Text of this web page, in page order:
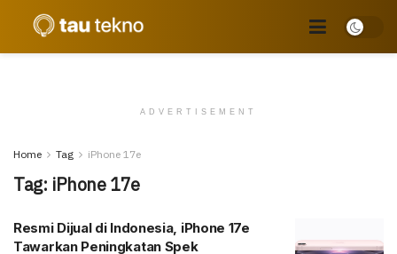
ADVERTISEMENT
Home Tag iPhone 17e
Tag: iPhone 17e
Resmi Dijual di Indonesia, iPhone 17e
Tawarkan Peningkatan Spek